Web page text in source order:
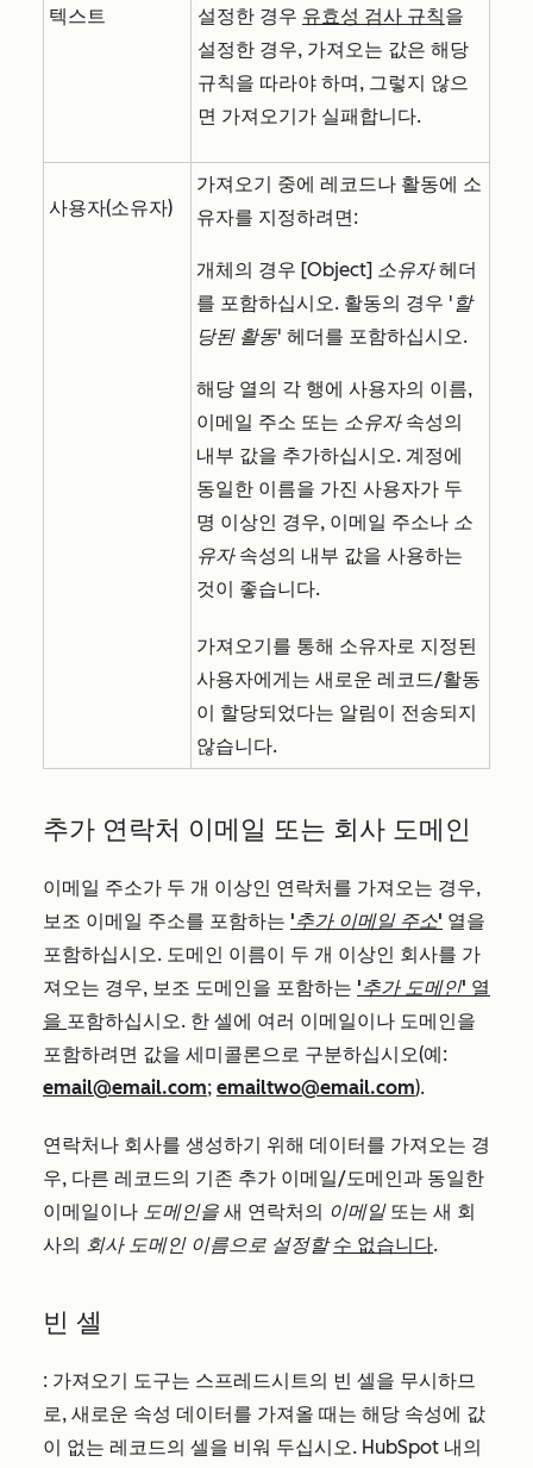
텍스트 설정한 경우 유효성 검사 규칙을
설정한 경우, 가져오는 값은 해당
규칙을 따라야 하며, 그렇지 않으
면 가져오기가 실패합니다.
사용자(소유자)
가져오기 중에 레코드나 활동에 소
유자를 지정하려면:
개체의 경우 [Object] 소유자헤더
를 포함하십시오. 활동의 경우 '할
당된 활동' 헤더를 포함하십시오.
해당 열의 각 행에 사용자의 이름,
이메일 주소 또는 소유자속성의
내부 값을 추가하십시오. 계정에
동일한 이름을 가진 사용자가 두
명 이상인 경우, 이메일 주소나 소
유자속성의 내부 값을 사용하는
것이 좋습니다.
가져오기를 통해 소유자로 지정된
사용자에게는 새로운 레코드/활동
이 할당되었다는 알림이 전송되지
않습니다.
추가 연락처 이메일 또는 회사 도메인
이메일 주소가 두 개 이상인 연락처를 가져오는 경우,
보조 이메일 주소를 포함하는 '추가 이메일 주소' 열을
포함하십시오. 도메인 이름이 두 개 이상인 회사를 가
져오는 경우, 보조 도메인을 포함하는 '추가 도메인' 열
을 포함하십시오. 한 셀에 여러 이메일이나 도메인을
포함하려면 값을 세미콜론으로 구분하십시오(예:
email@email.com; emailtwo@email.com).
연락처나 회사를 생성하기 위해 데이터를 가져오는 경
우, 다른 레코드의 기존 추가 이메일/도메인과 동일한
이메일이나 도메인을 새 연락처의 이메일또는 새 회
사의 회사 도메인 이름으로 설정할수 없습니다.
빈 셀
: 가져오기 도구는 스프레드시트의 빈 셀을 무시하므
로, 새로운 속성 데이터를 가져올 때는 해당 속성에 값
이 없는 레코드의 셀을 비워 두십시오. HubSpot 내의